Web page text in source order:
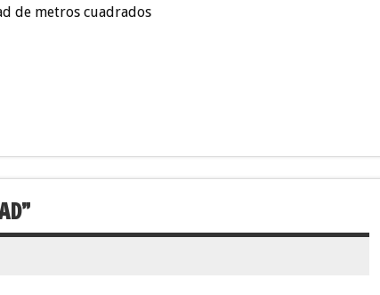
de metros cuadrados